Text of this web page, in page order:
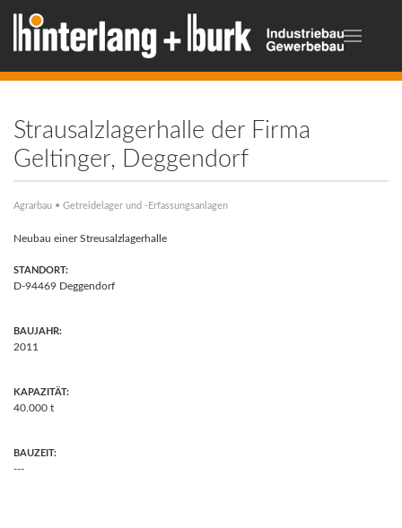
Strausalzlagerhalle der Firma
Geltinger, Deggendorf
Agrarbau • Getreidelager und -Erfassungsanlagen
Neubau einer Streusalzlagerhalle
STANDORT:
D-94469 Deggendorf
BAUJAHR:
2011
KAPAZITÄT:
40.000 t
BAUZEIT:
---